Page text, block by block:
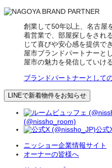
創業して50年以上、名古屋
着営業で、部屋探しをされ
じて喜びや安心感を提供で
屋市ブランドパートナーと
屋市の魅力を発信していけ
ブランドパートナーとして
LINEで新着物件をお知らせ
(@nissho_room)
公式
ニッショー企業情報サイト
オーナーの皆様へ